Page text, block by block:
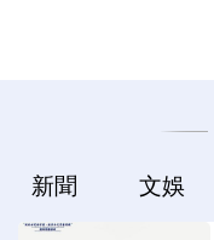
新聞 文娛